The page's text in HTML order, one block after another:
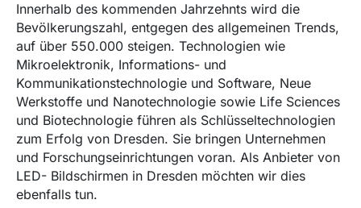
Innerhalb des kommenden Jahrzehnts wird die
Bevölkerungszahl, entgegen des allgemeinen Trends,
auf über 550.000 steigen. Technologien wie
Mikroelektronik, Informations- und
Kommunikationstechnologie und Software, Neue
Werkstoffe und Nanotechnologie sowie Life Sciences
und Biotechnologie führen als Schlüsseltechnologien
zum Erfolg von Dresden. Sie bringen Unternehmen
und Forschungseinrichtungen voran. Als Anbieter von
LED- Bildschirmen in Dresden möchten wir dies
ebenfalls tun.